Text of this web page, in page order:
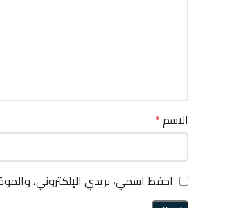
الاسم*
احفظ اسمي، بريدي الإلكتروني،